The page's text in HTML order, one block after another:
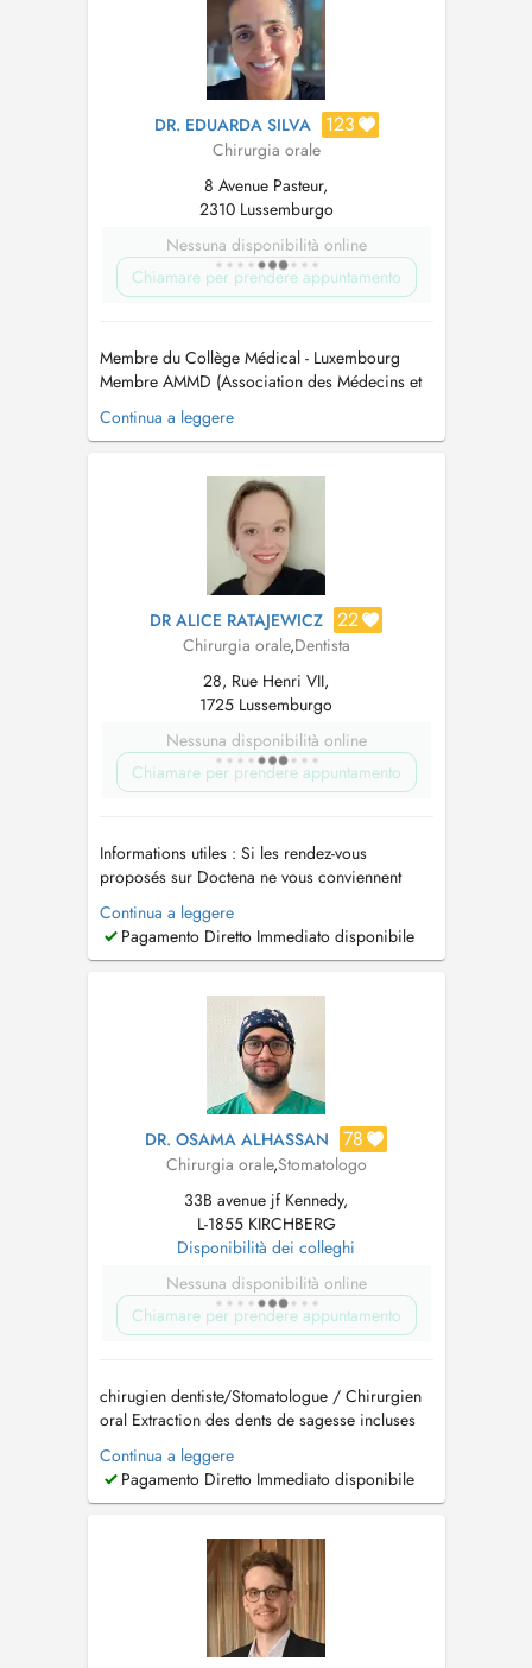
DR. EDUARDA SILVA 123
Chirurgia orale
8 Avenue Pasteur,
2310 Lussemburgo
Nessuna disponibilità online
Chiamare per prendere appuntamento
Membre du Collège Médical - Luxembourg
Membre AMMD (Association des Médecins et
Médecins Dentistes) - Luxembourg. Membre
CMD (Cercle des Médecins Dentistes) -
Médicos Dentistas) - Portugal Maitre en
Médicine Dentaire / Mestre em Medicina
Dentaria Maitre en Réhab...
Continua a leggere
DR ALICE RATAJEWICZ 22
Chirurgia orale,Dentista
28, Rue Henri VII,
1725 Lussemburgo
Nessuna disponibilità online
Chiamare per prendere appuntamento
Informations utiles : Si les rendez-vous
proposés sur Doctena ne vous conviennent
pas, ou en cas d'urgence dentaire ou pour tout
autre renseignement, n'hésitez pas à nous
contacter au 26 26 24 22. Un stationnement est
L'accès est également possibl...
Continua a leggere
Pagamento Diretto Immediato disponibile
DR. OSAMA ALHASSAN 78
Chirurgia orale,Stomatologo
33B avenue jf Kennedy,
L-1855 KIRCHBERG
Disponibilità dei colleghi
Nessuna disponibilità online
Chiamare per prendere appuntamento
chirugien dentiste/Stomatologue / Chirurgien
oral Extraction des dents de sagesse incluses
Implantologie et greffes osseuses (Sinus lift)
Traitement des troubles de larticulation
temporo-mandibulaire (ATM) Pathologies
Prise en charge d...
Continua a leggere
Pagamento Diretto Immediato disponibile